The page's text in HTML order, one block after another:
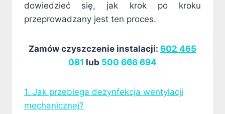
dowiedzieć się, jak krok po kroku
przeprowadzany jest ten proces.
Zamów czyszczenie instalacji: 602 465
081 lub 500 666 694
1. Jak przebiega dezynfekcja wentylacji
mechanicznej?